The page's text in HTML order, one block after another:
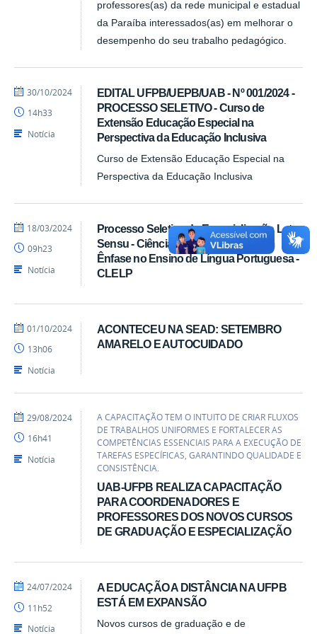
professores(as) da rede municipal e estadual
da Paraíba interessados(as) em melhorar o
desempenho do seu trabalho pedagógico.
EDITAL UFPB/UEPB/UAB - Nº 001/2024 -
PROCESSO SELETIVO - Curso de
Extensão Educação Especial na
Perspectiva da Educação Inclusiva
Curso de Extensão Educação Especial na
Perspectiva da Educação Inclusiva
por
-
SEAD
publicado
30/10/2024
14h33
Notícia
Processo Seletivo de Especialização Lato
Sensu - Ciências da Linguagem com
Ênfase no Ensino de Língua Portuguesa -
CLELP
por
-
SEAD
publicado
18/03/2024
09h23
Notícia
ACONTECEU NA SEAD: SETEMBRO
AMARELO E AUTOCUIDADO
por
Feijó
Portela
publicado
01/10/2024
13h06
Notícia
A CAPACITAÇÃO TEM O INTUITO DE CRIAR FLUXOS
DE TRABALHOS UNIFORMES E FORTALECER AS
COMPETÊNCIAS ESSENCIAIS PARA A EXECUÇÃO DE
TAREFAS ESPECÍFICAS, GARANTINDO QUALIDADE E
CONSISTÊNCIA.
UAB-UFPB REALIZA CAPACITAÇÃO
PARA COORDENADORES E
PROFESSORES DOS NOVOS CURSOS
DE GRADUAÇÃO E ESPECIALIZAÇÃO
por
Feijó
Portela
publicado
29/08/2024
16h41
Notícia
A EDUCAÇÃO A DISTÂNCIA NA UFPB
ESTÁ EM EXPANSÃO
Novos cursos de graduação e de
por
Feijó
Portela
publicado
24/07/2024
11h52
Notícia